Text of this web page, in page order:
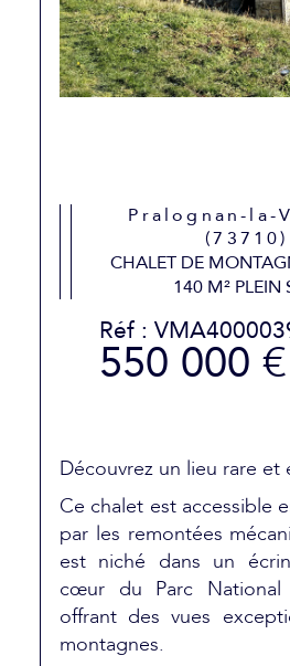
Pralognan-la-Vanoise
(73710)
CHALET DE
140 M² PLEIN
Réf :
550 000 €
Découvrez un lieu rare et
Ce chalet est accessible
par les remontées
est niché dans un
cœur du Parc National
offrant des vues
montagnes.